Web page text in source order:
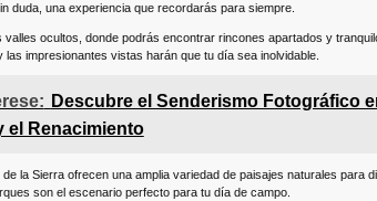
duda, una experiencia que recordarás para siempre.
ocultos, donde podrás encontrar rincones apartados y
impresionantes vistas harán que tu día sea inolvidable.
Descubre el Senderismo Fotográfico
el Renacimiento
la Sierra ofrecen una amplia variedad de paisajes naturales para
son el escenario perfecto para tu día de campo.